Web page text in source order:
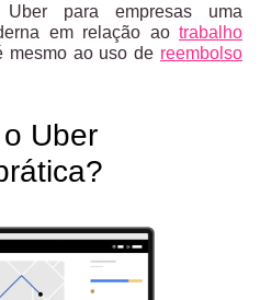
para empresas uma
em relação ao trabalho
mesmo ao uso de reembolso
Uber